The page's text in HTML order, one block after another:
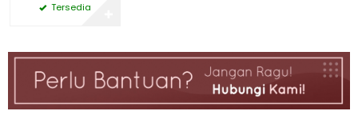
Tersedia